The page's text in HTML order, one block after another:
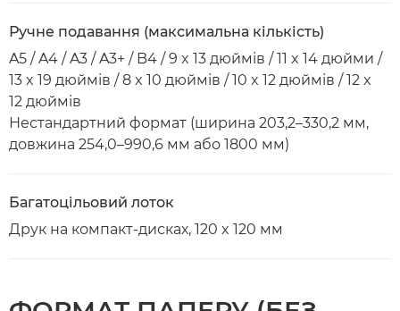
Ручне подавання (максимальна кількість)
A5 / A4 / A3 / A3+ / B4 / 9 x 13 дюймів / 11 x 14 дюйми /
13 x 19 дюймів / 8 x 10 дюймів / 10 x 12 дюймів / 12 x
12 дюймів
Нестандартний формат (ширина 203,2–330,2 мм,
довжина 254,0–990,6 мм або 1800 мм)
Багатоцільовий лоток
Друк на компакт-дисках, 120 x 120 мм